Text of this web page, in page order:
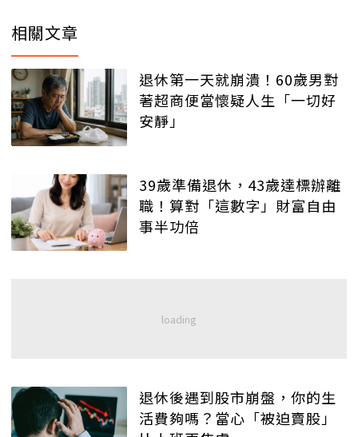
相關文章
退休第一天就崩潰！60歲男對
著超商便當懷疑人生「一切好
安靜」
39歲準備退休，43歲達標辦離
職！算對「這數字」財富自由
事半功倍
退休後遇到股市崩盤，你的生
活費夠嗎？當心「被迫賣股」